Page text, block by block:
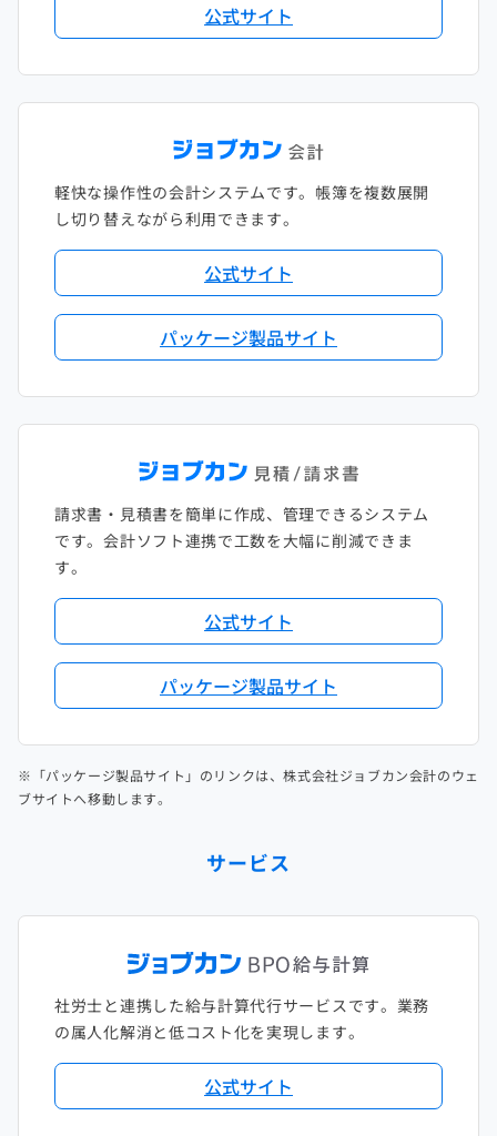
公式サイト
軽快な操作性の会計システムです。帳簿を複数展開
し切り替えながら利用できます。
公式サイト
パッケージ製品サイト
請求書・見積書を簡単に作成、管理できるシステム
です。会計ソフト連携で工数を大幅に削減できま
す。
公式サイト
パッケージ製品サイト
※「パッケージ製品サイト」のリンクは、株式会社ジョブカン会計のウェ
ブサイトへ移動します。
サービス
社労士と連携した給与計算代行サービスです。業務
の属人化解消と低コスト化を実現します。
公式サイト